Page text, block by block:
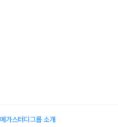
메가스터디그룹 소개